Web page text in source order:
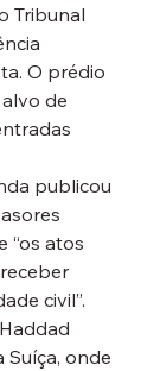
Tribunal
O prédio
de
publicou
“os atos
civil”.
Suíça, onde